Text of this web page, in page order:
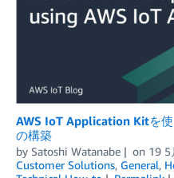
AWS IoT Application Kitを
の構築
by Satoshi Watanabe on 19 5
Customer Solutions, General,